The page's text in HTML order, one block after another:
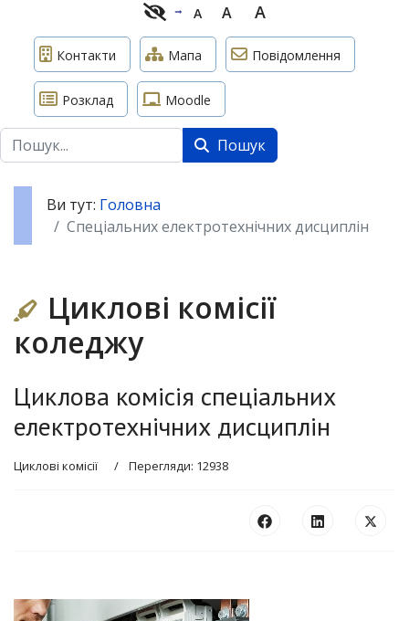
A A A
Контакти Мапа Повідомлення
Розклад Moodle
Пошук Пошук
Ви тут: Головна
Спеціальних електротехнічних дисциплін
Циклові комісії
коледжу
Циклова комісія спеціальних
електротехнічних дисциплін
Циклові комісії Перегляди: 12938